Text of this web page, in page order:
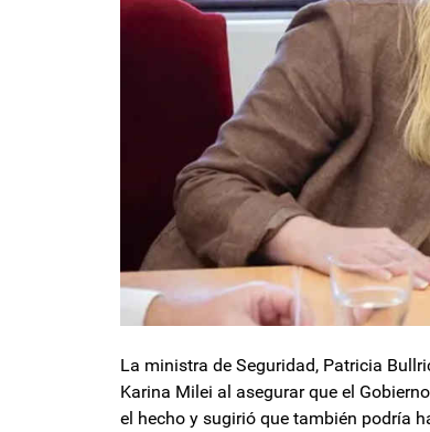
La ministra de Seguridad, Patricia
Karina Milei al asegurar que el
el hecho y sugirió que también podría